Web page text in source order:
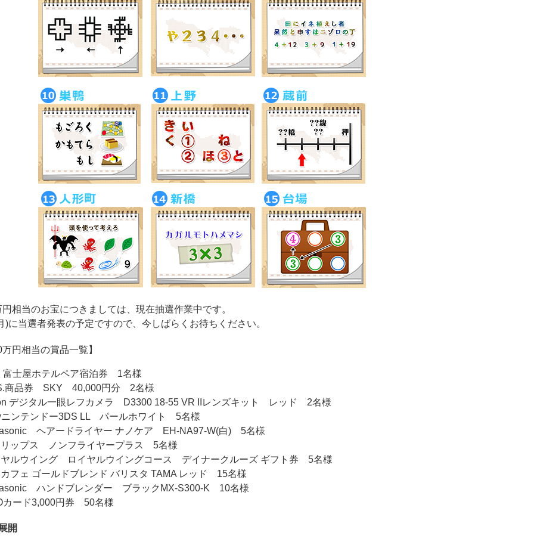
相当のお宝につきましては、現在抽選作業中です。
)に当選者発表の予定ですので、今しばらくお待ちください。
万円相当の賞品一覧】
富士屋ホテルペア宿泊券 1名様
商品券 SKY 40,000円分 2名様
デジタル一眼レフカメラ D3300 18-55 VR IIレンズキット レッド 2名様
ニンテンドー3DS LL パールホワイト 5名様
ヘアードライヤー ナノケア EH-NA97-W(白) 5名様
リップス ノンフライヤープラス 5名様
ヤルウイング ロイヤルウイングコース デイナークルーズ ギフト券 5名様
フェ ゴールドブレンド バリスタ TAMA レッド 15名様
ハンドブレンダー ブラックMX-S300-K 10名様
カード3,000円券 50名様
開